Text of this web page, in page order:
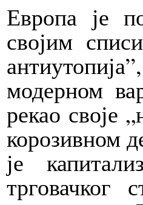
Европа је
својим
модерном
рекао своје
корозивном
је
трговачког